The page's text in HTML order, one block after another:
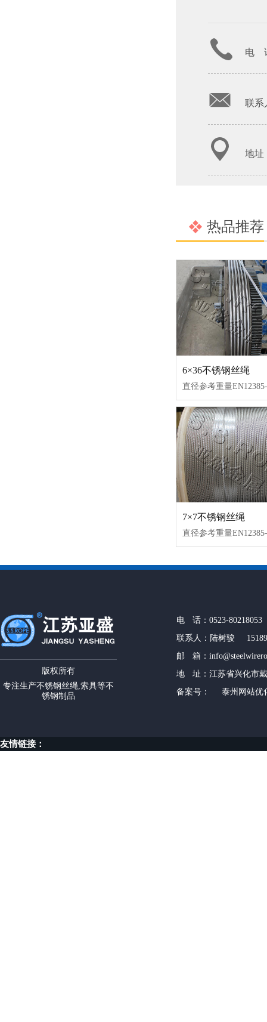
电
联系
地址
热品推荐
6×36不锈钢丝绳
7×7不锈钢丝绳
版权所有
专注生产不锈钢丝绳,索具等不
锈钢制品
电 话：0523-80218053
联系人：陆树骏
邮 箱：
地 址：江苏省兴化市
备案号：
泰州网站优
友情链接：